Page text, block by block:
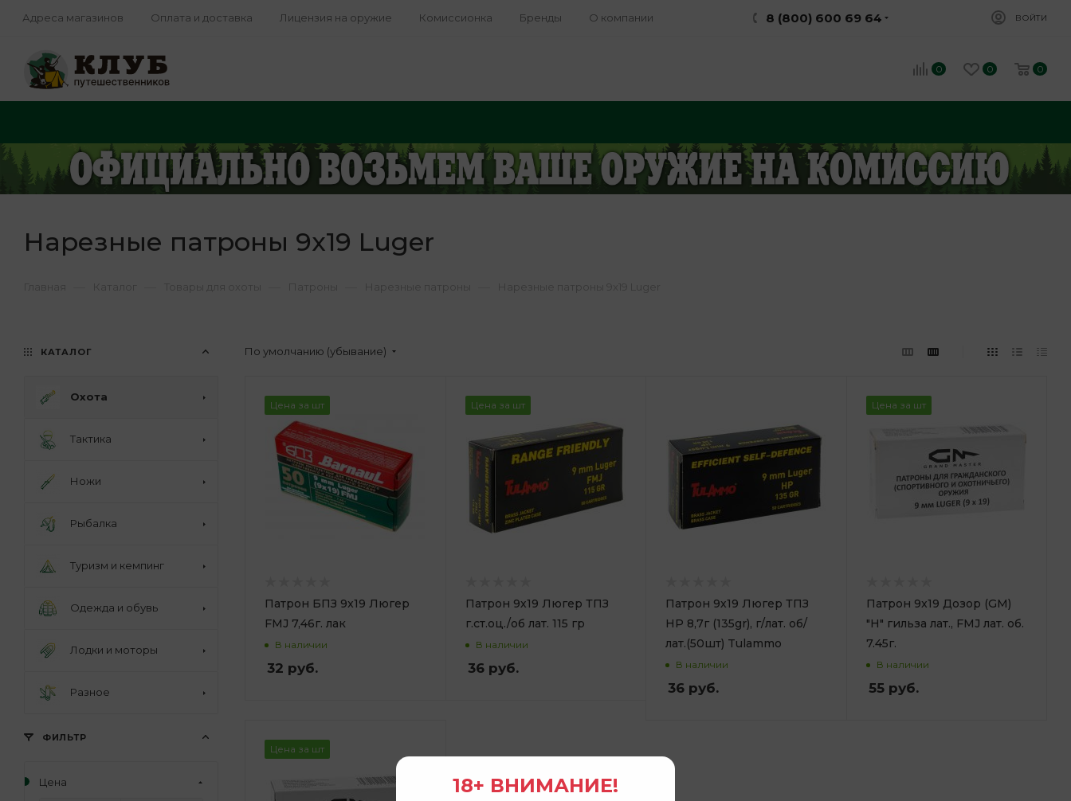
Адреса магазинов Оплата и доставка Лицензия на оружие Комиссионка Бренды О компании 8 (800) 600 69 64 ВОЙТИ
0 0 0
Нарезные патроны 9x19 Luger
По умолчанию (убывание)
Цена за шт
Патрон БПЗ 9x19 Люгер
FMJ 7,46г. лак
В наличии
32 руб.
Цена за шт
Патрон 9х19 Люгер ТПЗ
г.ст.оц./об лат. 115 гр
В наличии
36руб.
Патрон 9х19 Люгер ТПЗ
HP 8,7г (135gr), г/лат. об/
лат.(50шт) Tulammo
В наличии
36 руб.
Цена за шт
Патрон 9x19 Дозор (GM)
"H" гильза лат., FMJ лат. об.
7.45г.
В наличии
55руб.
Цена за шт
КАТАЛОГ
Охота
Тактика
Ножи
Рыбалка
Туризм и кемпинг
Одежда и обувь
Лодки и моторы
Разное
ФИЛЬТР
Цена 18+ ВНИМАНИЕ!